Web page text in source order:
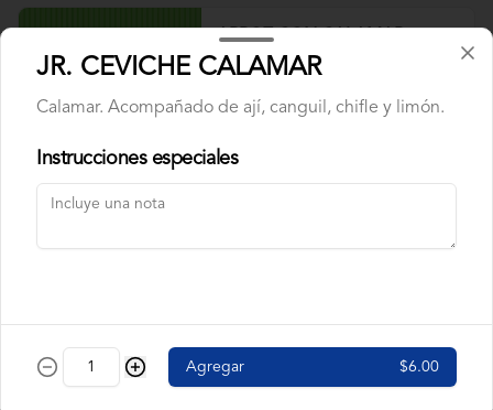
ARROZ CON CALAMAR
Calamar, maduros y pimiento rojo, arveja.
Acompañado de salsa verde, ají y limón.
$9.95
JR. CEVICHE CALAMAR
Calamar. Acompañado de ají, canguil, chifle y limón.
Instrucciones especiales
Agregar $6.00